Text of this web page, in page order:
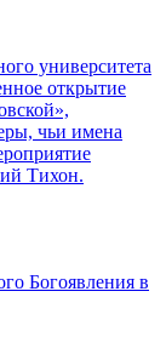
университета
открытие
чьи имена
Тихон.